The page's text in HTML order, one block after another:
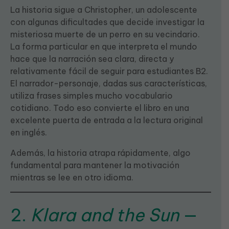
La historia sigue a Christopher, un adolescente
con algunas dificultades que decide investigar la
misteriosa muerte de un perro en su vecindario.
La forma particular en que interpreta el mundo
hace que la narración sea clara, directa y
relativamente fácil de seguir para estudiantes B2.
El narrador-personaje, dadas sus características,
utiliza frases simples mucho vocabulario
cotidiano. Todo eso convierte el libro en una
excelente puerta de entrada a la lectura original
en inglés.
Además, la historia atrapa rápidamente, algo
fundamental para mantener la motivación
mientras se lee en otro idioma.
2. Klara and the Sun—